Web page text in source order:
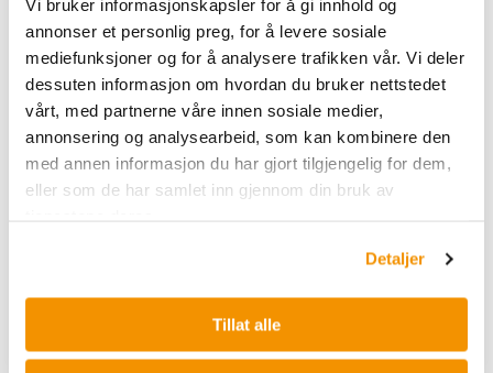
Vi bruker informasjonskapsler for å gi innhold og
annonser et personlig preg, for å levere sosiale
mediefunksjoner og for å analysere trafikken vår. Vi deler
dessuten informasjon om hvordan du bruker nettstedet
vårt, med partnerne våre innen sosiale medier,
annonsering og analysearbeid, som kan kombinere den
med annen informasjon du har gjort tilgjengelig for dem,
eller som de har samlet inn gjennom din bruk av
Detaljer
Tillat alle
AUT 6150-700.1.6 MIL
Kjøp her